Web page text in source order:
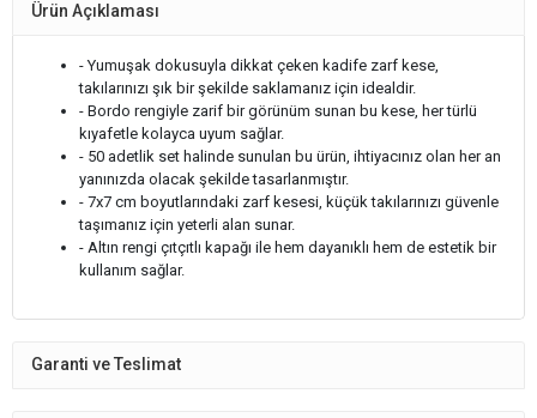
Ürün Açıklaması
- Yumuşak dokusuyla dikkat çeken kadife zarf kese,
takılarınızı şık bir şekilde saklamanız için idealdir.
- Bordo rengiyle zarif bir görünüm sunan bu kese, her türlü
kıyafetle kolayca uyum sağlar.
- 50 adetlik set halinde sunulan bu ürün, ihtiyacınız olan her an
yanınızda olacak şekilde tasarlanmıştır.
- 7x7 cm boyutlarındaki zarf kesesi, küçük takılarınızı güvenle
taşımanız için yeterli alan sunar.
- Altın rengi çıtçıtlı kapağı ile hem dayanıklı hem de estetik bir
kullanım sağlar.
Garanti ve Teslimat